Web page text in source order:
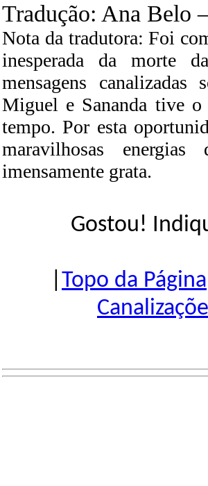
Tradução: Ana Belo
Nota da tradutora: Foi
inesperada da morte
mensagens canalizadas
Miguel e Sananda tive
tempo. Por esta
maravilhosas
imensamente grata.
Gostou!
Topo da Página